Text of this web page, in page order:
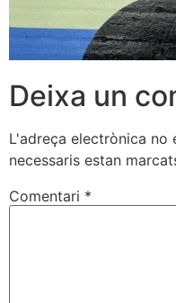
Deixa un
L'adreça electrònica no
necessaris estan
Comentari *